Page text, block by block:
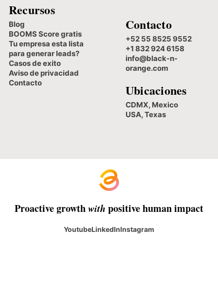
Recursos
Blog
BOOMS Score gratis
Tu empresa esta lista
para generar leads?
Casos de exito
Aviso de privacidad
Contacto
Contacto
+52 55 8525 9552
+1 832 924 6158
info@black-n-
orange.com
Ubicaciones
CDMX, Mexico
USA, Texas
Proactive growthwith positive human impact
YoutubeLinkedInInstagram